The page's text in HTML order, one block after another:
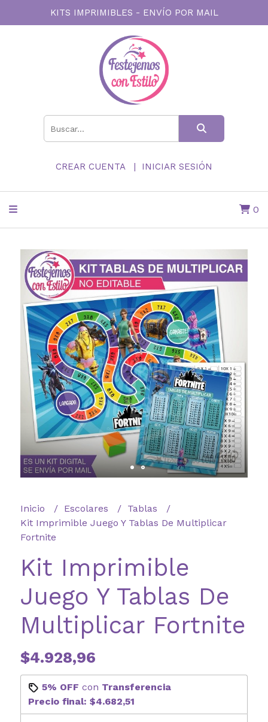
KITS IMPRIMIBLES - ENVÍO POR MAIL
CREAR CUENTA INICIAR SESIÓN
0
Inicio Escolares
Tablas
Kit Imprimible Juego Y Tablas De Multiplicar
Fortnite
Kit Imprimible
Juego Y Tablas De
Multiplicar Fortnite
$4.928,96
5% OFF con Transferencia
Precio final: $4.682,51